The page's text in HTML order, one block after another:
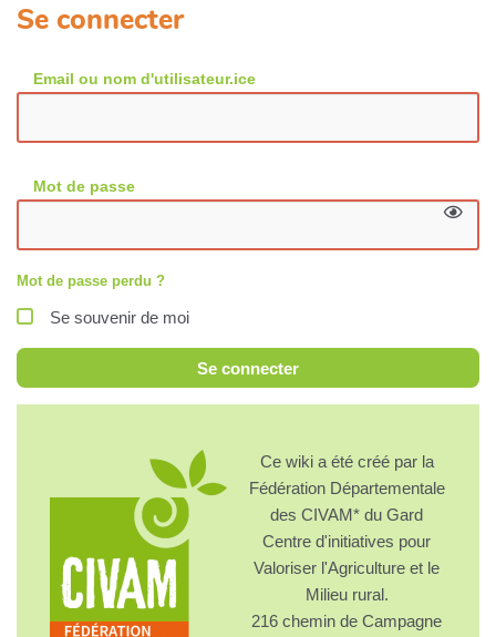
Se connecter
Email ou nom d'utilisateur.ice
Mot de passe
Mot de passe perdu ?
Se souvenir de moi
Se connecter
Ce wiki a été créé par la
Fédération Départementale
des CIVAM* du Gard
Centre d'initiatives pour
Valoriser l'Agriculture et le
Milieu rural.
216 chemin de Campagne